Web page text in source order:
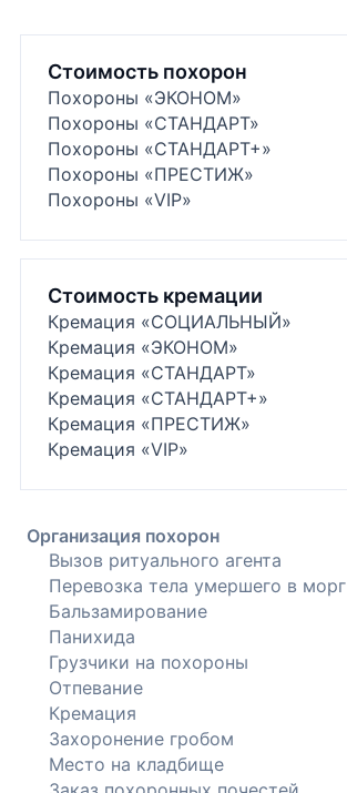
Стоимость похорон
Похороны «ЭКОНОМ»
Похороны «СТАНДАРТ»
Похороны «СТАНДАРТ+»
Похороны «ПРЕСТИЖ»
Похороны «VIP»
Стоимость кремации
Кремация «СОЦИАЛЬНЫЙ»
Кремация «ЭКОНОМ»
Кремация «СТАНДАРТ»
Кремация «СТАНДАРТ+»
Кремация «ПРЕСТИЖ»
Кремация «VIP»
Организация похорон
Вызов ритуального агента
Перевозка тела умершего в морг
Бальзамирование
Панихида
Грузчики на похороны
Отпевание
Кремация
Захоронение гробом
Место на кладбище